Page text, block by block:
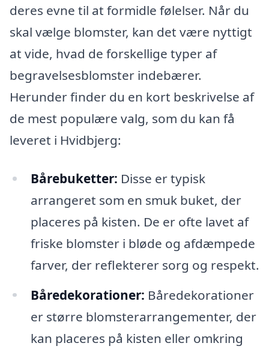
deres evne til at formidle følelser. Når du
skal vælge blomster, kan det være nyttigt
at vide, hvad de forskellige typer af
begravelsesblomster indebærer.
Herunder finder du en kort beskrivelse af
de mest populære valg, som du kan få
leveret i Hvidbjerg:
Bårebuketter: Disse er typisk
arrangeret som en smuk buket, der
placeres på kisten. De er ofte lavet af
friske blomster i bløde og afdæmpede
farver, der reflekterer sorg og respekt.
Båredekorationer: Båredekorationer
er større blomsterarrangementer, der
kan placeres på kisten eller omkring